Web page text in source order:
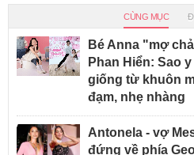
CÙNG MỤC
Bé Anna "mợ
Phan Hiển: Sao
giống từ khuôn
đạm, nhẹ nhàng
Antonela - vợ
đứng về phía